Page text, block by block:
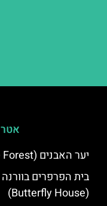
יער האבנים (Stone Forest) ליד ורנה
בית הפרפרים
(Butterfly House)